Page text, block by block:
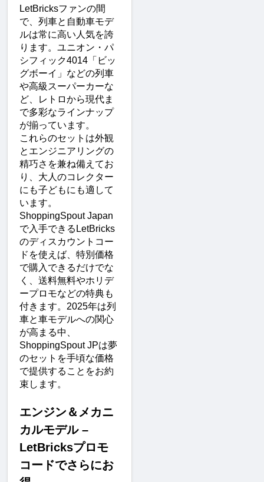
LetBricksファンの間
で、列車と自動車モデ
ルは常に高い人気を誇
ります。ユニオン・パ
シフィック4014「ビッ
グボーイ」などの列車
や高級スーパーカーな
ど、レトロから現代ま
で多彩なラインナップ
が揃っています。
これらのセットは外観
とエンジニアリングの
精巧さを兼ね備えてお
り、大人のコレクター
にも子どもにも適して
います。
ShoppingSpout Japan
で入手できるLetBricks
のディスカウントコー
ドを使えば、特別価格
で購入できるだけでな
く、送料無料やホリデ
ープロモなどの特典も
付きます。2025年は列
車と車モデルへの関心
が高まる中、
ShoppingSpout JPは夢
のセットを手頃な価格
で提供することをお約
束します。
エンジン＆メカニ
カルモデル –
LetBricksプロモ
コードでさらにお